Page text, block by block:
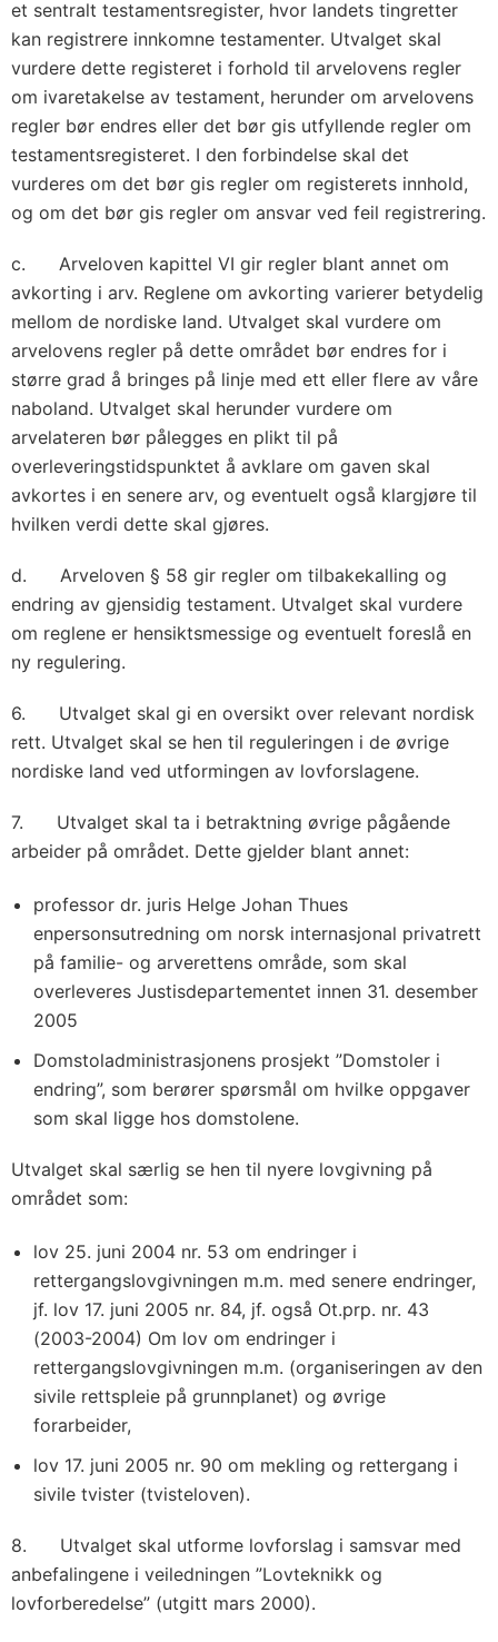
et sentralt testamentsregister, hvor landets tingretter
kan registrere innkomne testamenter. Utvalget skal
vurdere dette registeret i forhold til arvelovens regler
om ivaretakelse av testament, herunder om arvelovens
regler bør endres eller det bør gis utfyllende regler om
testamentsregisteret. I den forbindelse skal det
vurderes om det bør gis regler om registerets innhold,
og om det bør gis regler om ansvar ved feil registrering.
c. Arveloven kapittel VI gir regler blant annet om
avkorting i arv. Reglene om avkorting varierer betydelig
mellom de nordiske land. Utvalget skal vurdere om
arvelovens regler på dette området bør endres for i
større grad å bringes på linje med ett eller flere av våre
naboland. Utvalget skal herunder vurdere om
arvelateren bør pålegges en plikt til på
overleveringstidspunktet å avklare om gaven skal
avkortes i en senere arv, og eventuelt også klargjøre til
hvilken verdi dette skal gjøres.
d. Arveloven § 58 gir regler om tilbakekalling og
endring av gjensidig testament. Utvalget skal vurdere
om reglene er hensiktsmessige og eventuelt foreslå en
ny regulering.
6. Utvalget skal gi en oversikt over relevant nordisk
rett. Utvalget skal se hen til reguleringen i de øvrige
nordiske land ved utformingen av lovforslagene.
7. Utvalget skal ta i betraktning øvrige pågående
arbeider på området. Dette gjelder blant annet:
professor dr. juris Helge Johan Thues
enpersonsutredning om norsk internasjonal privatrett
på familie- og arverettens område, som skal
overleveres Justisdepartementet innen 31. desember
2005
Domstoladministrasjonens prosjekt ”Domstoler i
endring”, som berører spørsmål om hvilke oppgaver
som skal ligge hos domstolene.
Utvalget skal særlig se hen til nyere lovgivning på
området som:
lov 25. juni 2004 nr. 53 om endringer i
rettergangslovgivningen m.m. med senere endringer,
jf. lov 17. juni 2005 nr. 84, jf. også Ot.prp. nr. 43
(2003-2004) Om lov om endringer i
rettergangslovgivningen m.m. (organiseringen av den
sivile rettspleie på grunnplanet) og øvrige
forarbeider,
lov 17. juni 2005 nr. 90 om mekling og rettergang i
sivile tvister (tvisteloven).
8. Utvalget skal utforme lovforslag i samsvar med
anbefalingene i veiledningen ”Lovteknikk og
lovforberedelse” (utgitt mars 2000).